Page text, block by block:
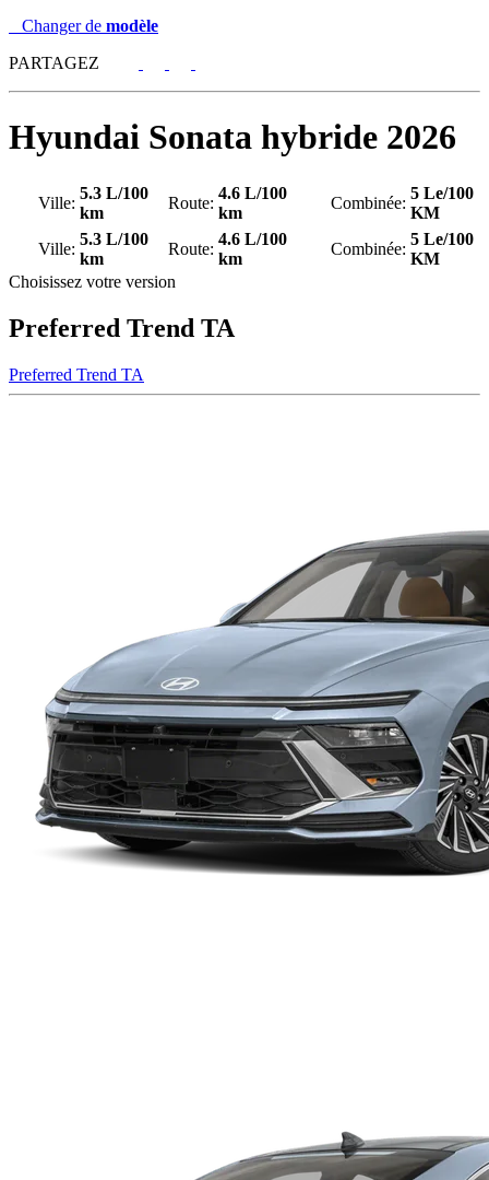
Changer de modèle
PARTAGEZ
Hyundai Sonata hybride 2026
Ville:
5.3 L/100
km
Route:
4.6 L/100
km
Combinée:
5 Le/100
KM
Ville:
5.3 L/100
km
Route:
4.6 L/100
km
Combinée:
5 Le/100
KM
Choisissez votre version
Preferred Trend TA
Preferred Trend TA